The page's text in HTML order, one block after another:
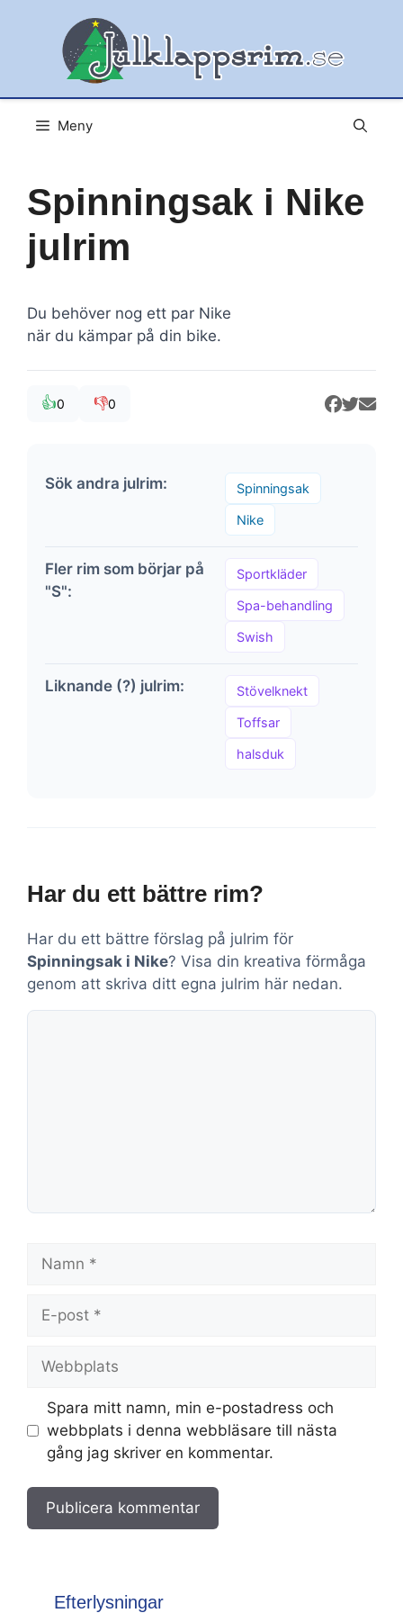
Meny
Spinningsak i Nike
julrim
Du behöver nog ett par Nike
när du kämpar på din bike.
👍0 👎0
Sök andra julrim: Spinningsak
Nike
Fler rim som börjar på
"S":
Sportkläder
Spa-behandling
Swish
Liknande (?) julrim: Stövelknekt
Toffsar
halsduk
Har du ett bättre rim?
Har du ett bättre förslag på julrim för
Spinningsak i Nike? Visa din kreativa förmåga
genom att skriva ditt egna julrim här nedan.
Kommentar
post
Spara mitt namn, min e-postadress och
webbplats i denna webbläsare till nästa
gång jag skriver en kommentar.
Efterlysningar